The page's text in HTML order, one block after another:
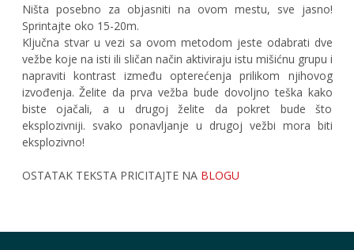
Ništa posebno za objasniti na ovom mestu, sve jasno!
Sprintajte oko 15-20m.
Ključna stvar u vezi sa ovom metodom jeste odabrati dve
vežbe koje na isti ili sličan način aktiviraju istu mišićnu grupu i
napraviti kontrast između opterećenja prilikom njihovog
izvođenja. Želite da prva vežba bude dovoljno teška kako
biste ojačali, a u drugoj želite da pokret bude što
eksplozivniji. svako ponavljanje u drugoj vežbi mora biti
eksplozivno!
OSTATAK TEKSTA PRICITAJTE NA BLOGU